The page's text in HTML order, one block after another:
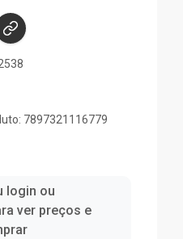
7897321116779
login ou
ver preços e